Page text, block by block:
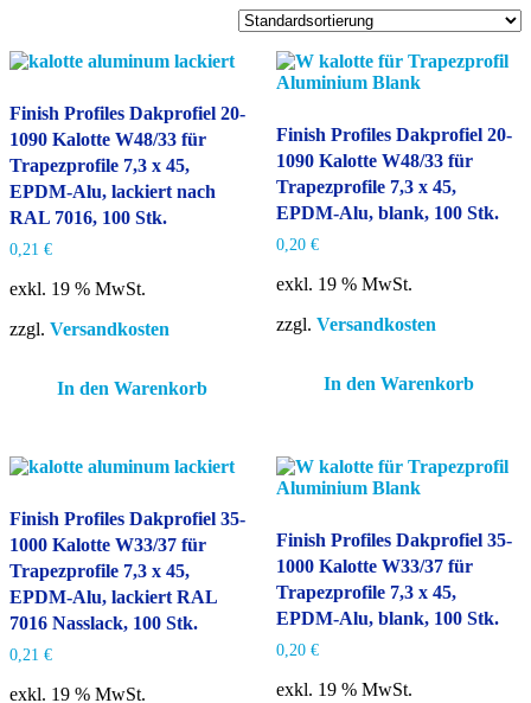
Finish Profiles Dakprofiel 20-
1090 Kalotte W48/33 für
Trapezprofile 7,3 x 45,
EPDM-Alu, lackiert nach
RAL 7016, 100 Stk.
0,21 €
exkl. 19 % MwSt.
zzgl. Versandkosten
In den Warenkorb
Finish Profiles Dakprofiel 20-
1090 Kalotte W48/33 für
Trapezprofile 7,3 x 45,
EPDM-Alu, blank, 100 Stk.
0,20 €
exkl. 19 % MwSt.
zzgl. Versandkosten
In den Warenkorb
Finish Profiles Dakprofiel 35-
1000 Kalotte W33/37 für
Trapezprofile 7,3 x 45,
EPDM-Alu, lackiert RAL
7016 Nasslack, 100 Stk.
0,21 €
exkl. 19 % MwSt.
Finish Profiles Dakprofiel 35-
1000 Kalotte W33/37 für
Trapezprofile 7,3 x 45,
EPDM-Alu, blank, 100 Stk.
0,20 €
exkl. 19 % MwSt.